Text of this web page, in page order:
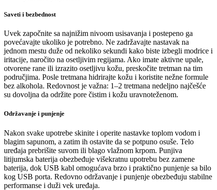
Saveti i bezbednost
Uvek započnite sa najnižim nivoom usisavanja i postepeno ga
povećavajte ukoliko je potrebno. Ne zadržavajte nastavak na
jednom mestu duže od nekoliko sekundi kako biste izbegli modrice i
iritacije, naročito na osetljivim regijama. Ako imate aktivne upale,
otvorene rane ili izrazito osetljivu kožu, preskočite tretman na tim
područjima. Posle tretmana hidrirajte kožu i koristite nežne formule
bez alkohola. Redovnost je važna: 1–2 tretmana nedeljno najčešće
su dovoljna da održite pore čistim i kožu uravnoteženom.
Održavanje i punjenje
Nakon svake upotrebe skinite i operite nastavke toplom vodom i
blagim sapunom, a zatim ih ostavite da se potpuno osuše. Telo
uređaja prebrišite suvom ili blago vlažnom krpom. Punjiva
litijumska baterija obezbeđuje višekratnu upotrebu bez zamene
baterija, dok USB kabl omogućava brzo i praktično punjenje sa bilo
kog USB porta. Redovno održavanje i punjenje obezbeđuju stabilne
performanse i duži vek uređaja.